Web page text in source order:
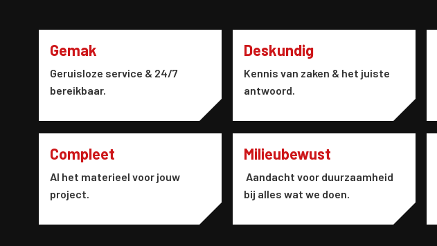
Gemak
Geruisloze service & 24/7
bereikbaar.
Deskundig
Kennis van zaken & het juiste
antwoord.
Compleet
Al het materieel voor jouw
project.
Milieubewust
Aandacht voor duurzaamheid
bij alles wat we doen.